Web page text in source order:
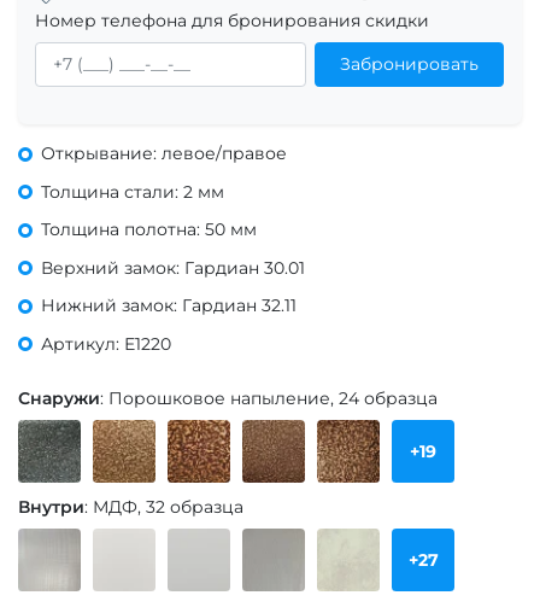
Номер телефона для бронирования скидки
Забронировать
Открывание: левое/правое
Толщина стали: 2 мм
Толщина полотна: 50 мм
Верхний замок: Гардиан 30.01
Нижний замок: Гардиан 32.11
Артикул: Е1220
Снаружи: Порошковое напыление, 24 образца
+19
Внутри: МДФ, 32 образца
+27